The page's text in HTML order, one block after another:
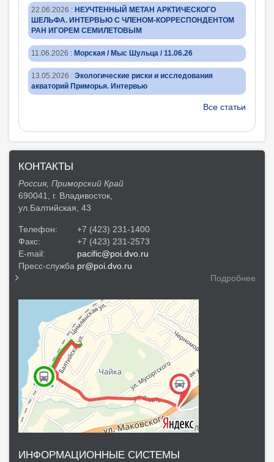
22.06.2026 : НЕУЧТЕННЫЙ МЕТАН АРКТИЧЕСКОГО
ШЕЛЬФА. ИНТЕРВЬЮ С ЧЛЕНОМ-КОРРЕСПОНДЕНТОМ
РАН ИГОРЕМ СЕМИЛЕТОВЫМ
11.06.2026 : Морская / Мыс Шульца / 11.06.26
13.05.2026 : Экологические риски и исследования
акваторий Приморья. Интервью
Все статьи
КОНТАКТЫ
Россия, Приморский Край
690041, г. Владивосток,
ул.Балтийская, 43
Телефон:
+7 (423) 231-1400
Факс:
+7 (423) 231-2573
E-mail:
pacific@poi.dvo.ru
Пресс-служба pr@poi.dvo.ru
Подробнее
ИНФОРМАЦИОННЫЕ СИСТЕМЫ